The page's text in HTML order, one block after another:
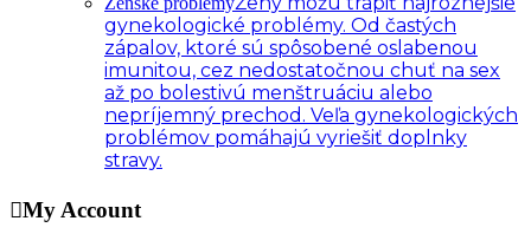
gynekologické problémy. Od častých
zápalov, ktoré sú spôsobené oslabenou
imunitou, cez nedostatočnou chuť na sex
až po bolestivú menštruáciu alebo
nepríjemný prechod. Veľa gynekologických
problémov pomáhajú vyriešiť doplnky
stravy.
My Account